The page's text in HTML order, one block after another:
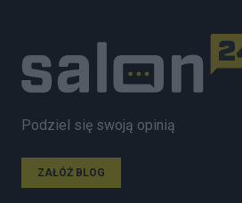
Podziel się swoją opinią
ZAŁÓŻ BLOG